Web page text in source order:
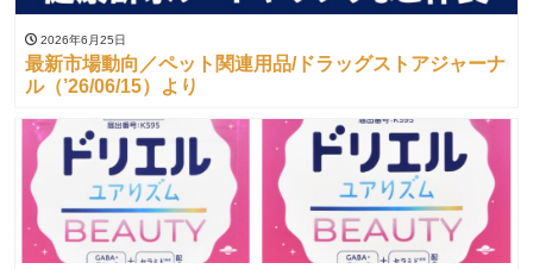
2026年6月25日
最新市場動向／ペット関連用品/ドラッグストアジャーナ
ル（’26/06/15）より